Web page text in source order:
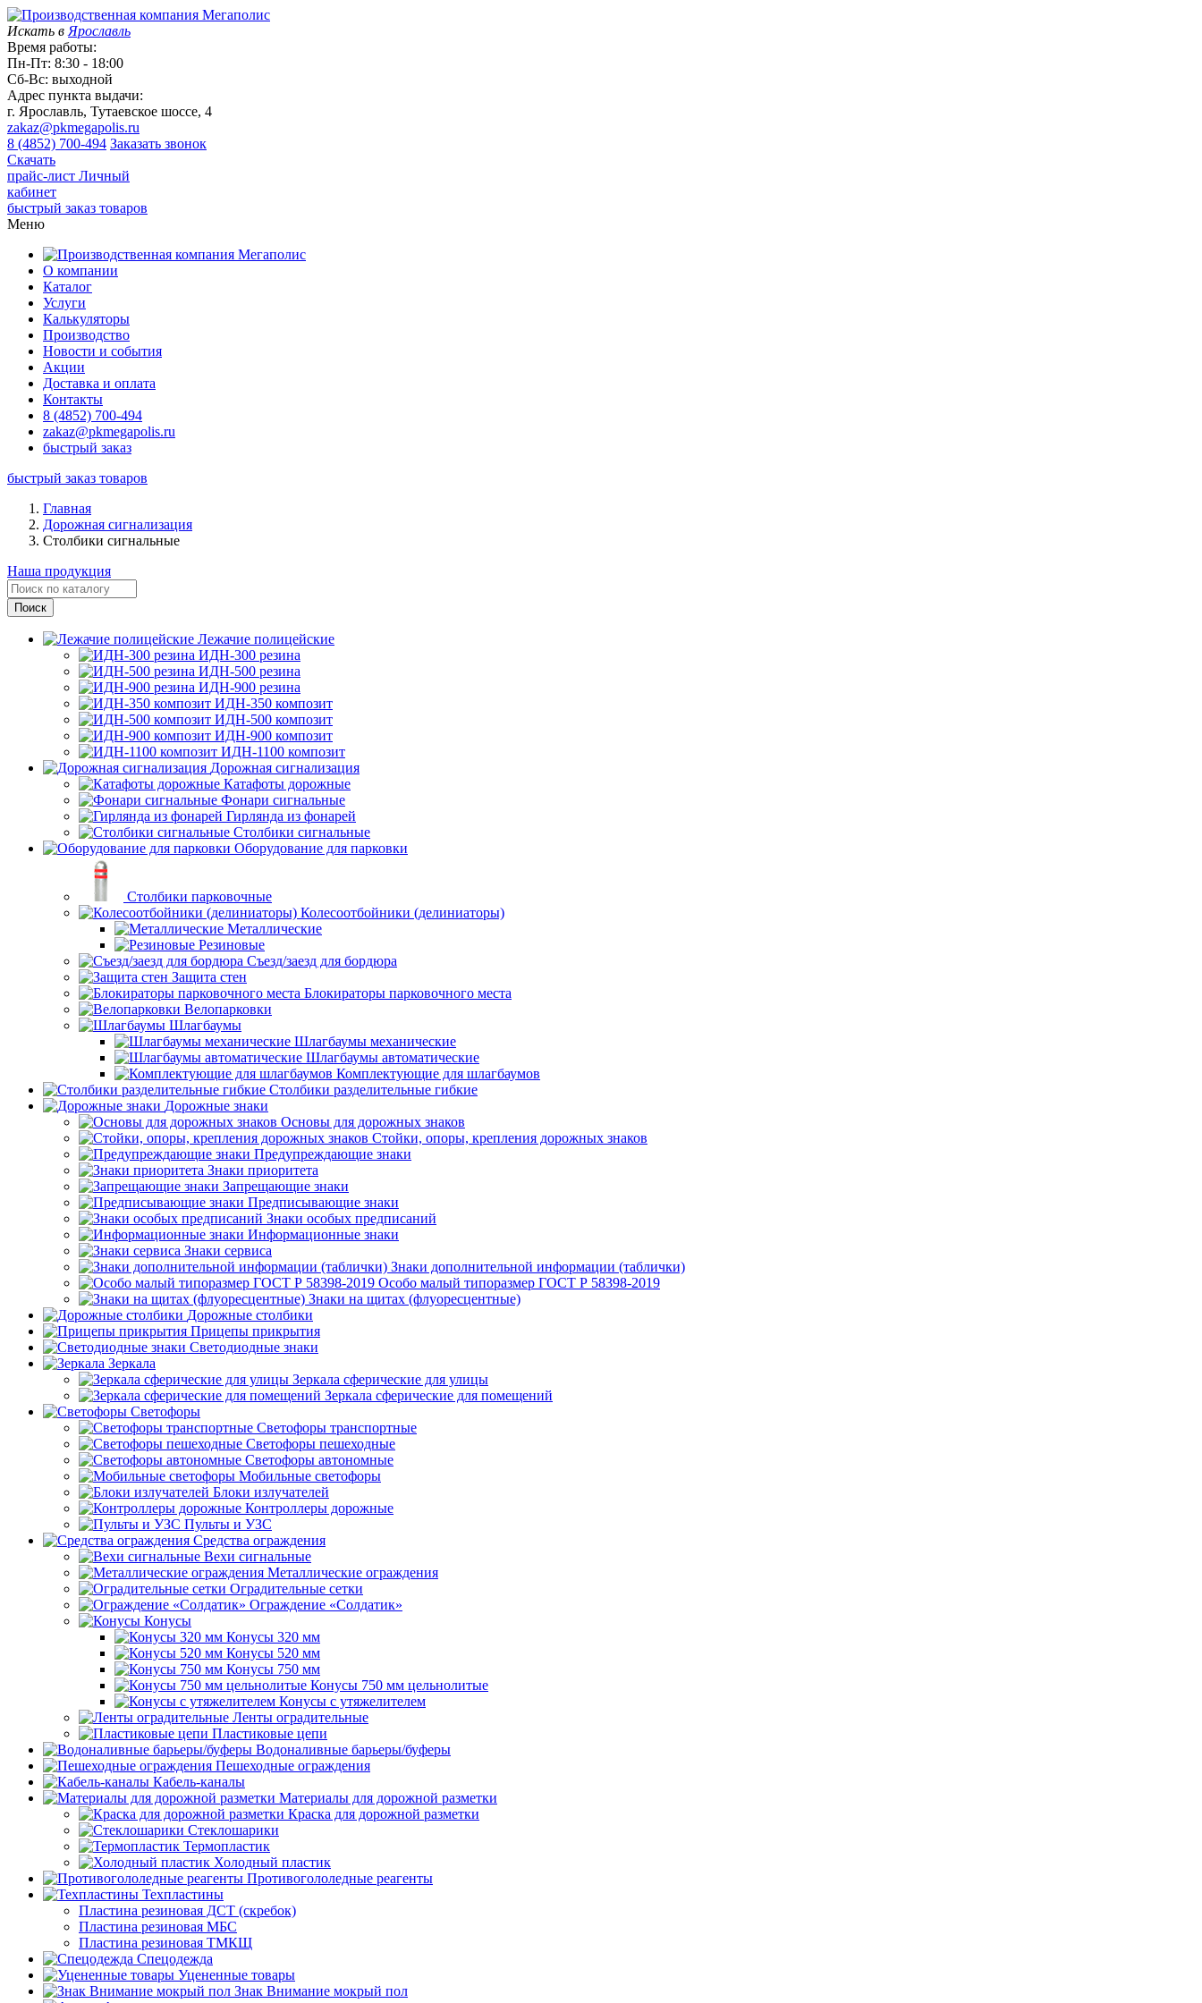
Искать в Ярославль
Время работы:
Пн-Пт: 8:30 - 18:00
Сб-Вс: выходной
Адрес пункта выдачи:
г. Ярославль, Тутаевское шоссе, 4
zakaz@pkmegapolis.ru
8 (4852) 700-494 Заказать звонок
Скачать
прайс-лист Личный
кабинет
быстрый заказ товаров
Меню
О компании
Каталог
Услуги
Калькуляторы
Производство
Новости и события
Акции
Доставка и оплата
Контакты
8 (4852) 700-494
zakaz@pkmegapolis.ru
быстрый заказ
быстрый заказ товаров
Главная
Дорожная сигнализация
Столбики сигнальные
Наша продукция
Лежачие полицейские
ИДН-300 резина
ИДН-500 резина
ИДН-900 резина
ИДН-350 композит
ИДН-500 композит
ИДН-900 композит
ИДН-1100 композит
Дорожная сигнализация
Катафоты дорожные
Фонари сигнальные
Гирлянда из фонарей
Столбики сигнальные
Оборудование для парковки
Столбики парковочные
Колесоотбойники (делиниаторы)
Металлические
Резиновые
Съезд/заезд для бордюра
Защита стен
Блокираторы парковочного места
Велопарковки
Шлагбаумы
Шлагбаумы механические
Шлагбаумы автоматические
Комплектующие для шлагбаумов
Столбики разделительные гибкие
Дорожные знаки
Основы для дорожных знаков
Стойки, опоры, крепления дорожных знаков
Предупреждающие знаки
Знаки приоритета
Запрещающие знаки
Предписывающие знаки
Знаки особых предписаний
Информационные знаки
Знаки сервиса
Знаки дополнительной информации (таблички)
Особо малый типоразмер ГОСТ Р 58398-2019
Знаки на щитах (флуоресцентные)
Дорожные столбики
Прицепы прикрытия
Светодиодные знаки
Зеркала
Зеркала сферические для улицы
Зеркала сферические для помещений
Светофоры
Светофоры транспортные
Светофоры пешеходные
Светофоры автономные
Мобильные светофоры
Блоки излучателей
Контроллеры дорожные
Пульты и УЗС
Средства ограждения
Вехи сигнальные
Металлические ограждения
Оградительные сетки
Ограждение «Солдатик»
Конусы
Конусы 320 мм
Конусы 520 мм
Конусы 750 мм
Конусы 750 мм цельнолитые
Конусы с утяжелителем
Ленты оградительные
Пластиковые цепи
Водоналивные барьеры/буферы
Пешеходные ограждения
Кабель-каналы
Материалы для дорожной разметки
Краска для дорожной разметки
Стеклошарики
Термопластик
Холодный пластик
Противогололедные реагенты
Техпластины
Пластина резиновая ДСТ (скребок)
Пластина резиновая МБС
Пластина резиновая ТМКЩ
Спецодежда
Уцененные товары
Знак Внимание мокрый пол